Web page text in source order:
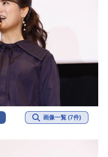
画像一覧 (7件)